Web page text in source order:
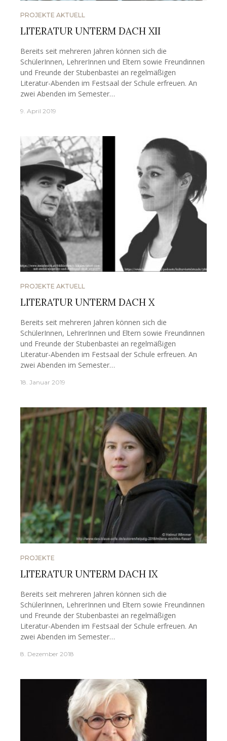
PROJEKTE AKTUELL
LITERATUR UNTERM DACH XII
Bereits seit mehreren Jahren können sich die
SchülerInnen, LehrerInnen und Eltern sowie Freundinnen
und Freunde der Stubenbastei an regelmäßigen
Literatur-Abenden im Festsaal der Schule erfreuen. An
zwei Abenden im Semester…
9. April 2019
PROJEKTE AKTUELL
LITERATUR UNTERM DACH X
Bereits seit mehreren Jahren können sich die
SchülerInnen, LehrerInnen und Eltern sowie Freundinnen
und Freunde der Stubenbastei an regelmäßigen
Literatur-Abenden im Festsaal der Schule erfreuen. An
zwei Abenden im Semester…
18. Januar 2019
PROJEKTE
LITERATUR UNTERM DACH IX
Bereits seit mehreren Jahren können sich die
SchülerInnen, LehrerInnen und Eltern sowie Freundinnen
und Freunde der Stubenbastei an regelmäßigen
Literatur-Abenden im Festsaal der Schule erfreuen. An
zwei Abenden im Semester…
8. Dezember 2018